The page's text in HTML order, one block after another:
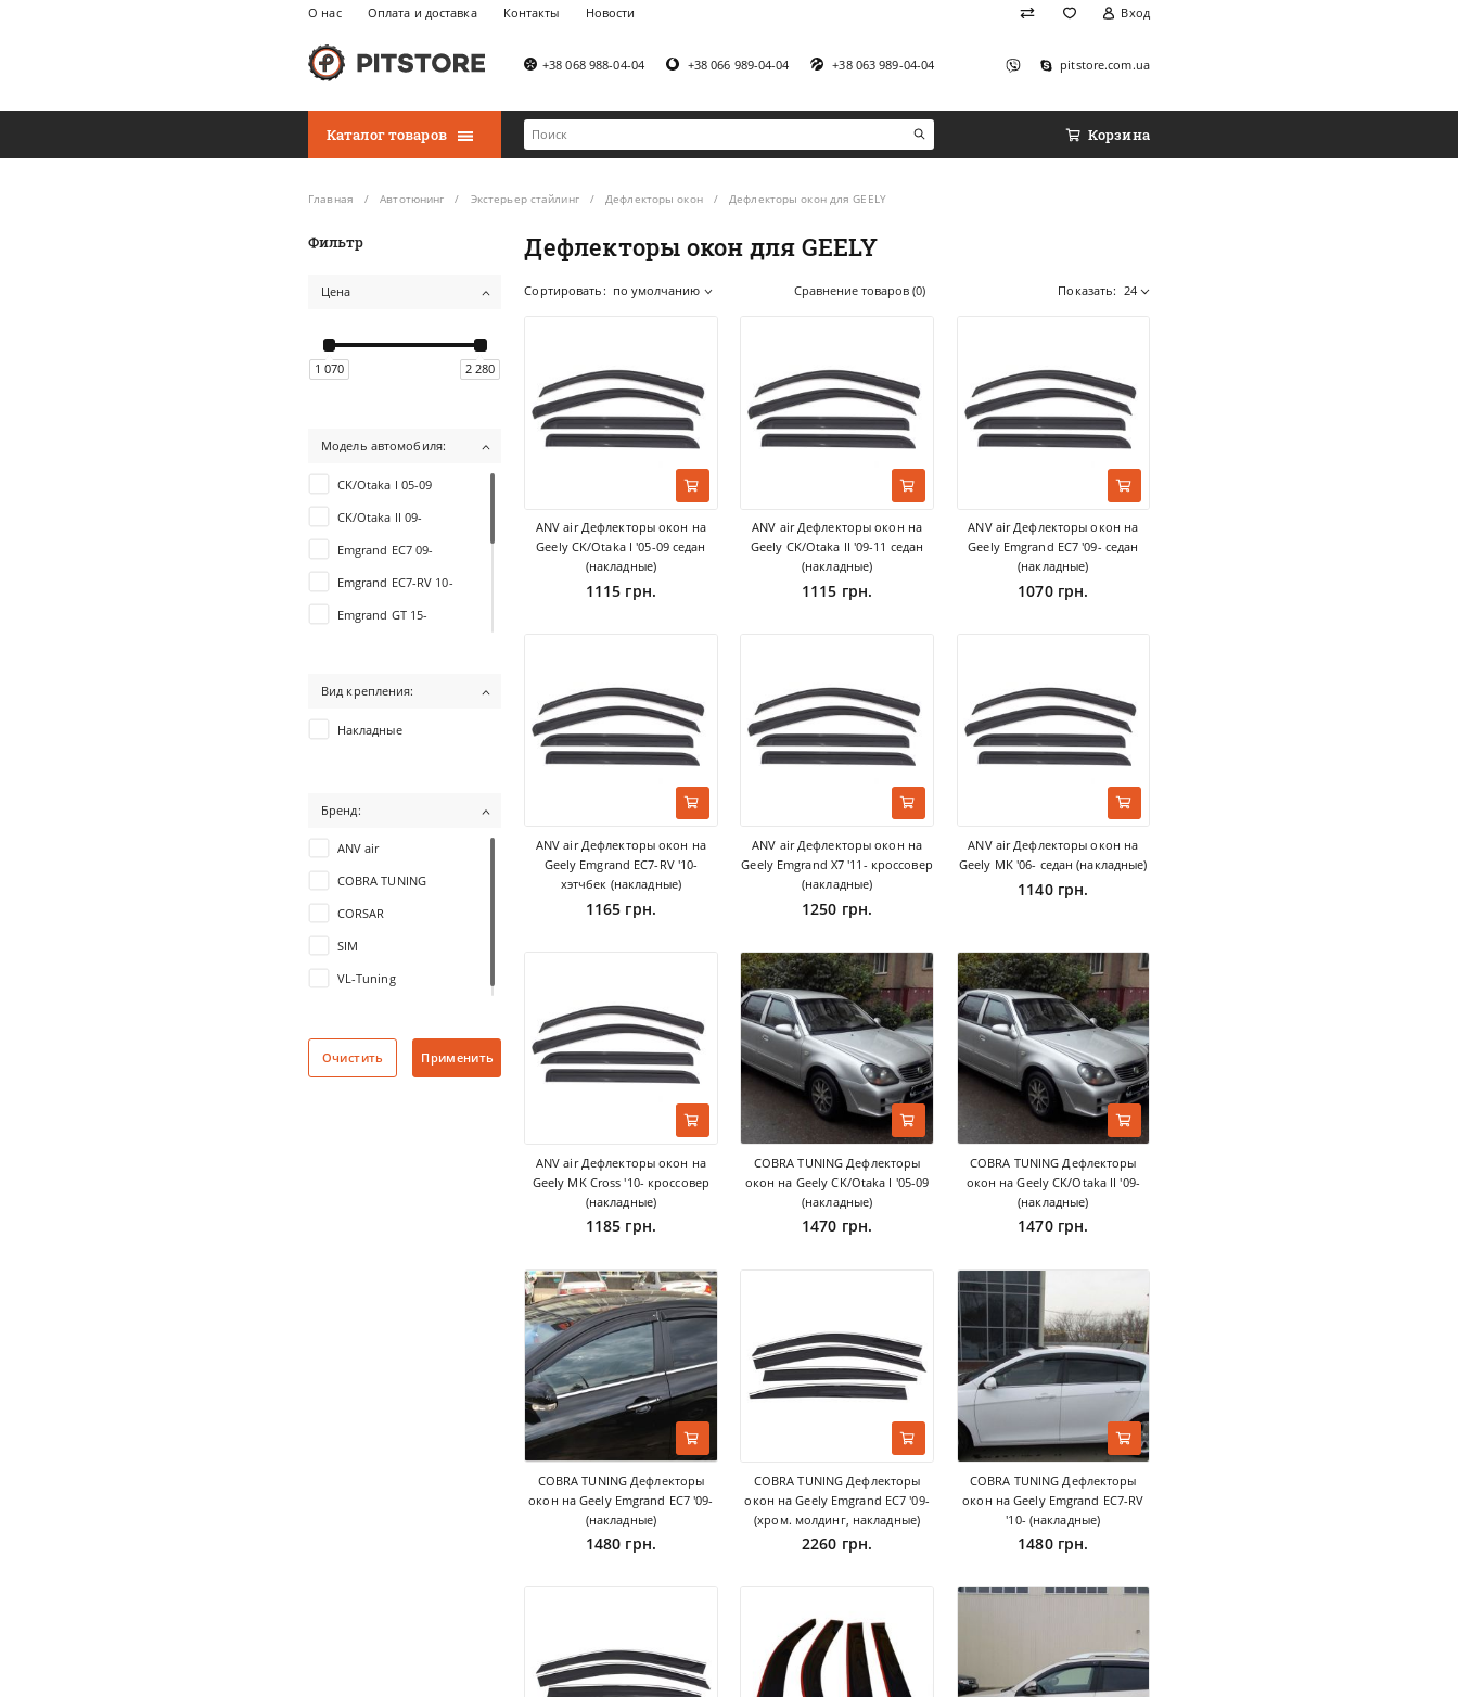
О нас Оплата и доставка Контакты Новости Вход
+38 068 988-04-04 +38 066 989-04-04 +38 063 989-04-04 pitstore.com.ua
Каталог товаров Корзина
Главная Автотюнинг Экстерьер стайлинг Дефлекторы окон Дефлекторы окон для GEELY
Фильтр
Цена
1 070 2 280
Модель автомобиля:
CK/Otaka I 05-09
CK/Otaka II 09-
Emgrand EC7 09-
Emgrand EC7-RV 10-
Emgrand GT 15-
Tugella 19-
Вид крепления:
Накладные
Бренд:
ANV air
COBRA TUNING
CORSAR
SIM
VL-Tuning
Очистить Применить
Дефлекторы окон для GEELY
Сортировать: по умолчанию Сравнение товаров (0) Показать: 24
ANV air Дефлекторы окон на
Geely CK/Otaka I '05-09 седан
(накладные)
1115 грн.
ANV air Дефлекторы окон на
Geely CK/Otaka II '09-11 седан
(накладные)
1115 грн.
ANV air Дефлекторы окон на
Geely Emgrand EC7 '09- седан
(накладные)
1070 грн.
ANV air Дефлекторы окон на
Geely Emgrand EC7-RV '10-
хэтчбек (накладные)
1165 грн.
ANV air Дефлекторы окон на
Geely Emgrand X7 '11- кроссовер
(накладные)
1250 грн.
ANV air Дефлекторы окон на
Geely MK '06- седан (накладные)
1140 грн.
ANV air Дефлекторы окон на
Geely MK Cross '10- кроссовер
(накладные)
1185 грн.
COBRA TUNING Дефлекторы
окон на Geely CK/Otaka I '05-09
(накладные)
1470 грн.
COBRA TUNING Дефлекторы
окон на Geely CK/Otaka II '09-
(накладные)
1470 грн.
COBRA TUNING Дефлекторы
окон на Geely Emgrand EC7 '09-
(накладные)
1480 грн.
COBRA TUNING Дефлекторы
окон на Geely Emgrand EC7 '09-
(хром. молдинг, накладные)
2260 грн.
COBRA TUNING Дефлекторы
окон на Geely Emgrand EC7-RV
'10- (накладные)
1480 грн.